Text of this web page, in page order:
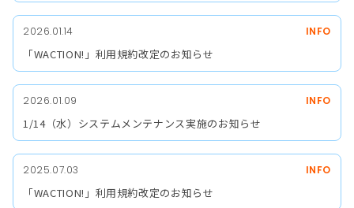
INFO
2026.01.14
「WACTION!」利用規約改定のお知らせ
INFO
2026.01.09
1/14（水）システムメンテナンス実施のお知らせ
INFO
2025.07.03
「WACTION!」利用規約改定のお知らせ